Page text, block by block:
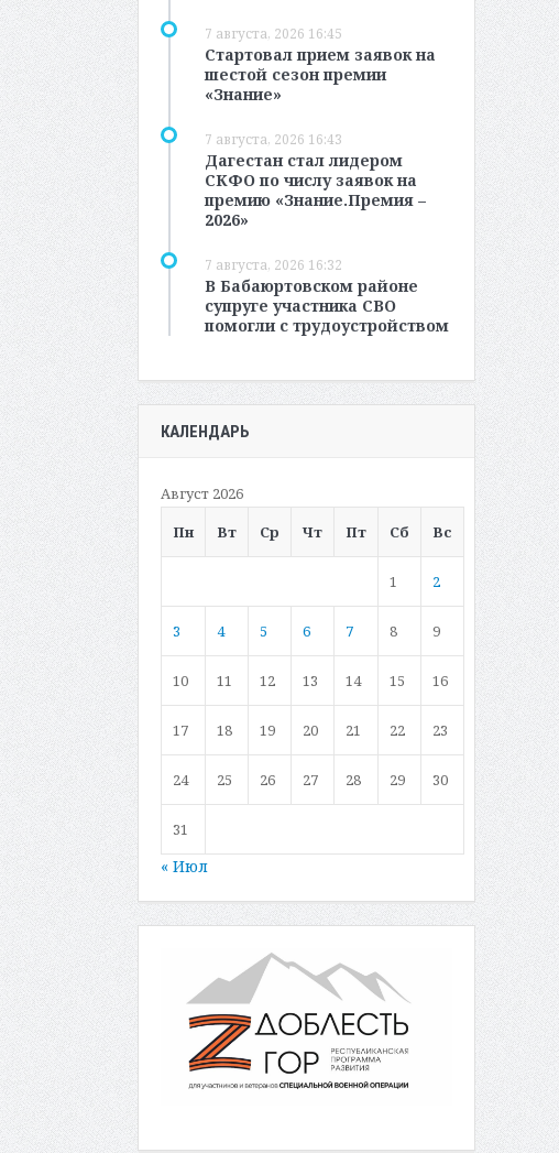
7 августа, 2026 16:45
Стартовал прием заявок на
шестой сезон премии
«Знание»
7 августа, 2026 16:43
Дагестан стал лидером
СКФО по числу заявок на
премию «Знание.Премия –
2026»
7 августа, 2026 16:32
В Бабаюртовском районе
супруге участника СВО
помогли с трудоустройством
КАЛЕНДАРЬ
Август 2026
Пн
Вт Ср Чт Пт Сб Вс
1 2
3 4 5 6 7 8 9
10 11 12 13 14 15 16
17 18 19 20 21 22 23
24 25 26 27 28 29 30
31
« Июл